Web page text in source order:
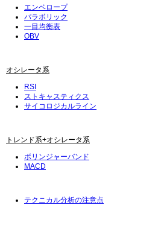
エンベロープ
パラボリック
一目均衡表
OBV
オシレータ系
RSI
ストキャスティクス
サイコロジカルライン
トレンド系+オシレータ系
ボリンジャーバンド
MACD
テクニカル分析の注意点